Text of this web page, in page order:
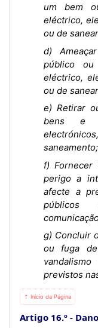
um bem
eléctrico,
ou de
d)
público
eléctrico,
ou de
e) Retirar
bens e
saneamento;
f) Fornecer
perigo a
afecte a
públicos
g) Concluir
ou fuga
previstos
⇡ Início da Página
Artigo 16.º